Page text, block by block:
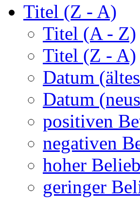
Titel (Z - A)
Titel (A - Z)
Titel (Z - A)
Datum
Datum
positiven
negativen
hoher
geringer